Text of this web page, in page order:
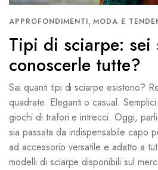
APPROFONDIMENTI, MODA E
Tipi di sciarpe: sei
conoscerle tutte?
Sai quanti tipi di sciarpe esistono?
quadrate. Eleganti o casual.
giochi di trafori e intrecci. Oggi,
sia passata da indispensabile capo
ad accessorio versatile e adatto a
modelli di sciarpe disponibili sul